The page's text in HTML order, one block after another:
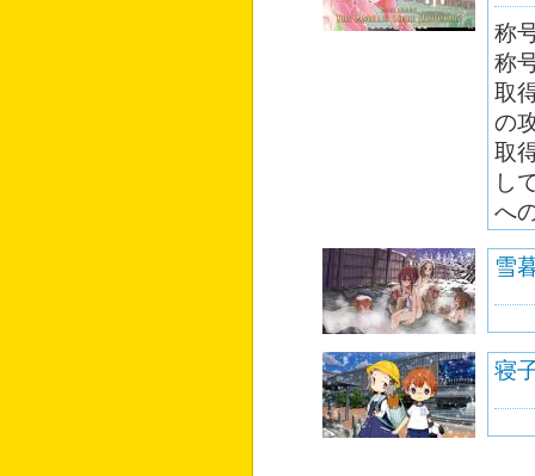
称
称
取
の
取
し
へ
雪
寝